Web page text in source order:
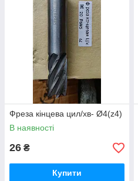
Фреза кінцева цил/хв- Ø4(z4)
В наявності
26 ₴
Купити